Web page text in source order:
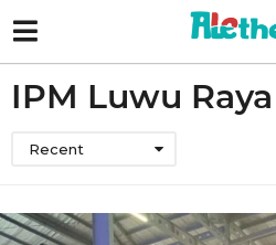
IPM Luwu Raya
Recent